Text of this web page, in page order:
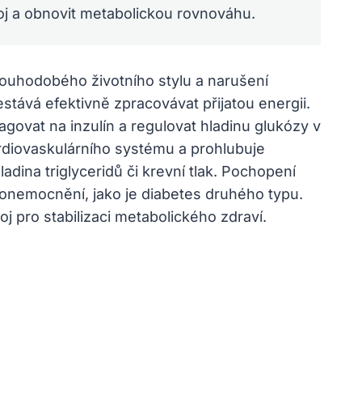
a obnovit metabolickou rovnováhu.
životního stylu a narušení
efektivně zpracovávat přijatou energii.
na inzulín a regulovat hladinu glukózy v
systému a prohlubuje
triglyceridů či krevní tlak. Pochopení
jako je diabetes druhého typu.
pro stabilizaci metabolického zdraví.